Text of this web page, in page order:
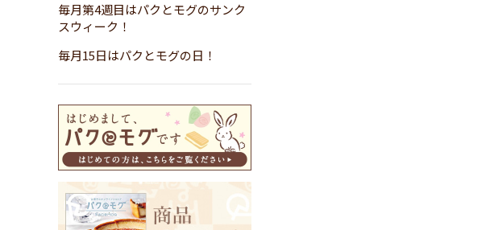
毎月第4週目はパクとモグのサンク
スウィーク！
毎月15日はパクとモグの日！